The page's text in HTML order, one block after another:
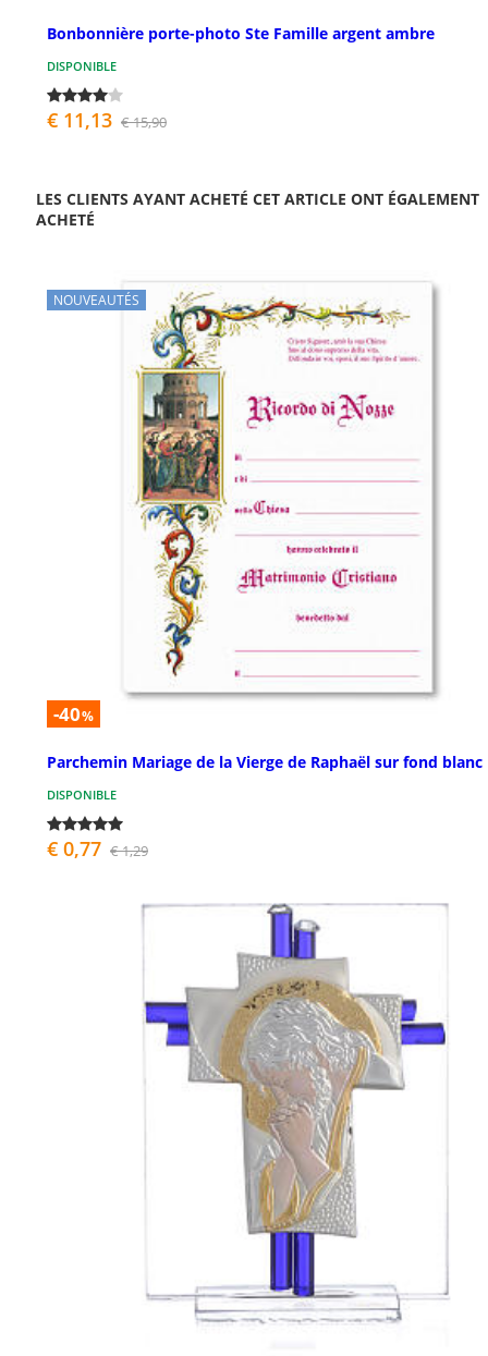
Bonbonnière porte-photo Ste Famille argent ambre
DISPONIBLE
€ 11,13 € 15,90
LES CLIENTS AYANT ACHETÉ CET ARTICLE ONT ÉGALEMENT
ACHETÉ
NOUVEAUTÉS
-40%
Parchemin Mariage de la Vierge de Raphaël sur fond blanc
DISPONIBLE
€ 0,77 € 1,29